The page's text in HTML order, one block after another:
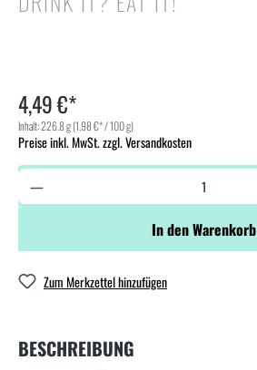
4,49 €*
Inhalt:226.8 g(1,98 €* / 100 g)
Preise inkl. MwSt. zzgl. Versandkosten
In den Warenkorb
Zum Merkzettel hinzufügen
BESCHREIBUNG